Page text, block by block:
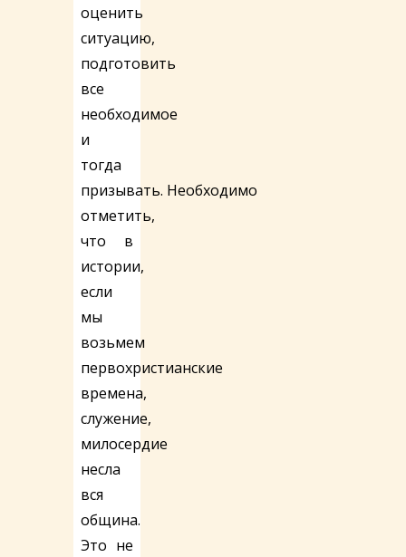
оценить
ситуацию,
подготовить
все
необходимое
и
тогда
призывать. Необходимо
отметить,
что в
истории,
если
мы
возьмем
первохристианские
времена,
служение,
милосердие
несла
вся
община.
Это не